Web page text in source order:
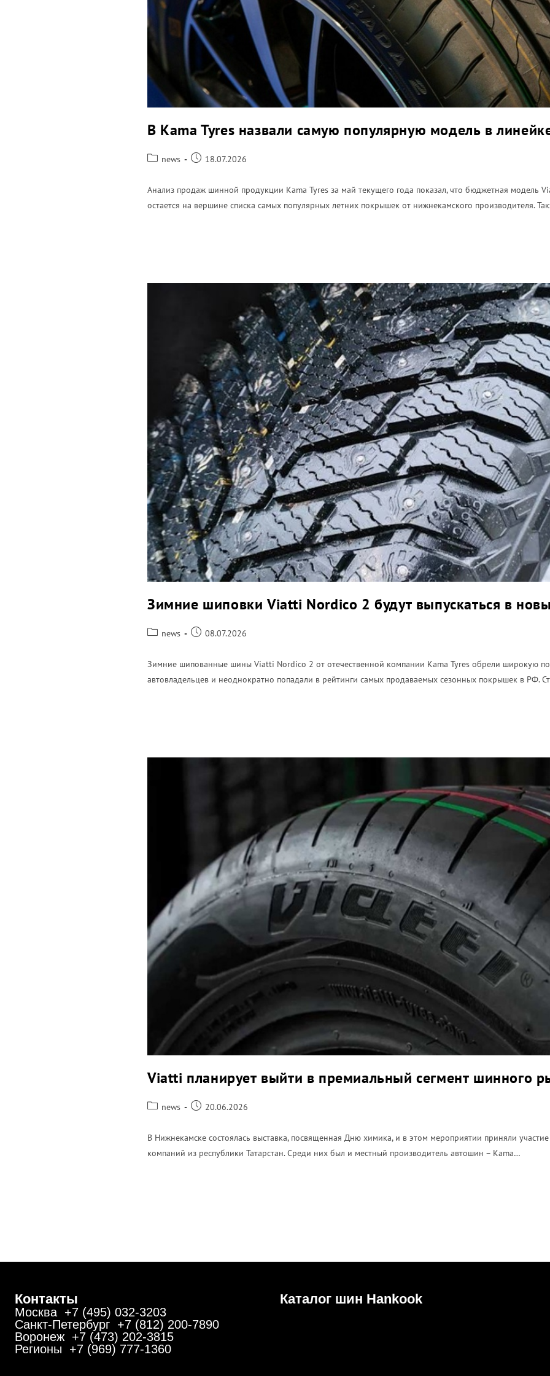
В Kama Tyres назвали самую популярную модель в
news 18.07.2026
Анализ продаж шинной продукции Kama Tyres за май текущего года показал, что бюджетная модель
остается на вершине списка самых популярных летних покрышек от нижнекамского производителя.
Зимние шиповки Viatti Nordico 2 будут выпускаться в
news 08.07.2026
Зимние шипованные шины Viatti Nordico 2 от отечественной компании Kama Tyres обрели широкую
автовладельцев и неоднократно попадали в рейтинги самых продаваемых сезонных покрышек в РФ.
Viatti планирует выйти в премиальный сегмент шинного
news 20.06.2026
В Нижнекамске состоялась выставка, посвященная Дню химика, и в этом мероприятии приняли
компаний из республики Татарстан. Среди них был и местный производитель автошин – Kama…
Контакты
Москва +7 (495) 032-3203
Санкт-Петербург +7 (812) 200-7890
Воронеж +7 (473) 202-3815
Регионы +7 (969) 777-1360
Каталог шин Hankook